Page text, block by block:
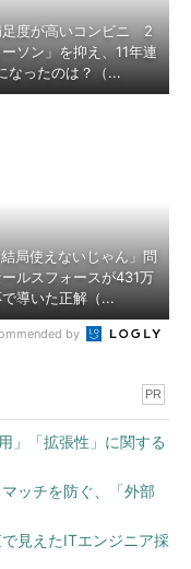
足度が高いコンビニ 2
ソン」を抑え、11年連
なったのは？（...
結局使えないじゃん」問
ルスフォースが431万
導いた正解（...
by
PR
」「拡張性」に関する
ッチを防ぐ、「外部
見えたITエンジニア採